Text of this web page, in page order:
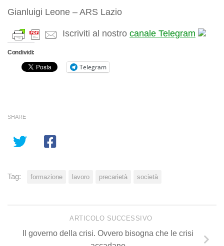
Gianluigi Leone – ARS Lazio
Iscriviti al nostro canale Telegram
Condividi:
Telegram
SHARE
Tag: formazione lavoro precarietà società
ARTICOLO SUCCESSIVO
Il governo della crisi. Ovvero bisogna che le crisi